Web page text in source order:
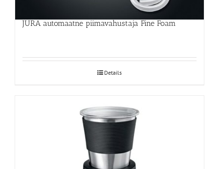
JURA automaatne piimavahustaja Fine Foam
Details